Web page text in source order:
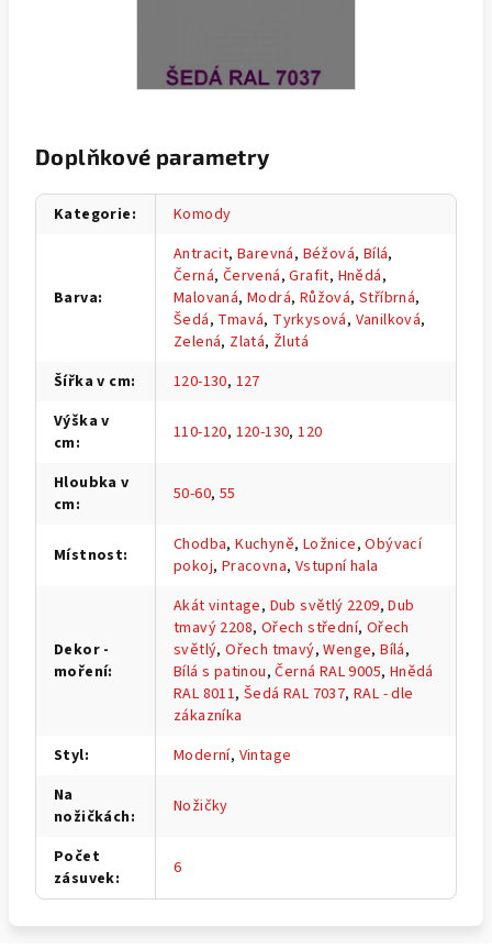
Doplňkové parametry
Kategorie: Komody
Barva:
Antracit,Barevná, Béžová, Bílá,
Černá, Červená,Grafit, Hnědá,
Malovaná,Modrá, Růžová,Stříbrná,
Šedá, Tmavá, Tyrkysová, Vanilková,
Zelená, Zlatá, Žlutá
Šířka v cm: 120-130, 127
Výška v
cm: 110-120, 120-130,120
Hloubka v
cm: 50-60, 55
Místnost: Chodba,Kuchyně, Ložnice,Obývací
pokoj, Pracovna, Vstupní hala
Dekor -
moření:
Akát vintage, Dub světlý 2209,Dub
tmavý 2208, Ořech střední, Ořech
světlý,Ořech tmavý,Wenge,Bílá,
Bílá s patinou,Černá RAL 9005, Hnědá
RAL 8011,Šedá RAL 7037,RAL - dle
zákazníka
Styl: Moderní, Vintage
Na
nožičkách: Nožičky
Počet
zásuvek: 6